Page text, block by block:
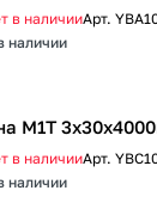
в наличииАрт.
наличии
М1Т
в наличииАрт.
наличии